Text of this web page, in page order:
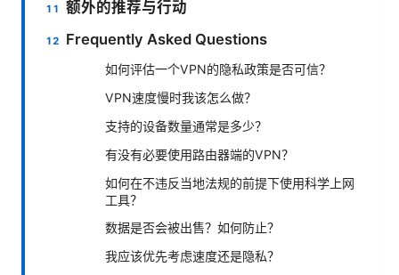
额外的推荐与行动
Frequently Asked Questions
如何评估一个VPN的隐私政策是否可信？
VPN速度慢时我该怎么做？
支持的设备数量通常是多少？
有没有必要使用路由器端的VPN？
如何在不违反当地法规的前提下使用科学上网
工具？
数据是否会被出售？如何防止？
我应该优先考虑速度还是隐私？